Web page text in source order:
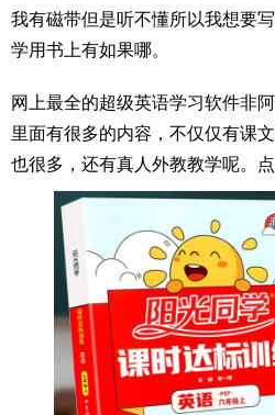
我有磁带但是听不懂所以我想要
学用书上有如果哪。
网上最全的超级英语学习软件非
里面有很多的内容，不仅仅有课
也很多，还有真人外教教学呢。点